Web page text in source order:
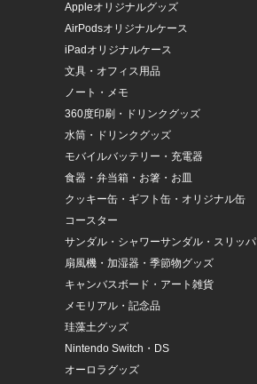
Appleオリジナルグッズ
AirPodsオリジナルケース
iPadオリジナルケース
文具・オフィス用品
ノート・メモ
360度印刷・ドリンクグッズ
水筒・ドリンクグッズ
モバイルバッテリー・充電器
食器・弁当箱・お箸・お皿
クッキー缶・ギフト缶・オリジナル缶
コースター
サンダル・シャワーサンダル・スリッパ
扇風機・加湿器・季節物グッズ
キャンバスボード・アート雑貨
メモリアル・記念品
珪藻土グッズ
Nintendo Switch・DS
オーロラグッズ